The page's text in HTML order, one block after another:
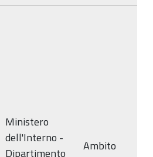
Ministero
dell'Interno -
Dipartimento
Ambito